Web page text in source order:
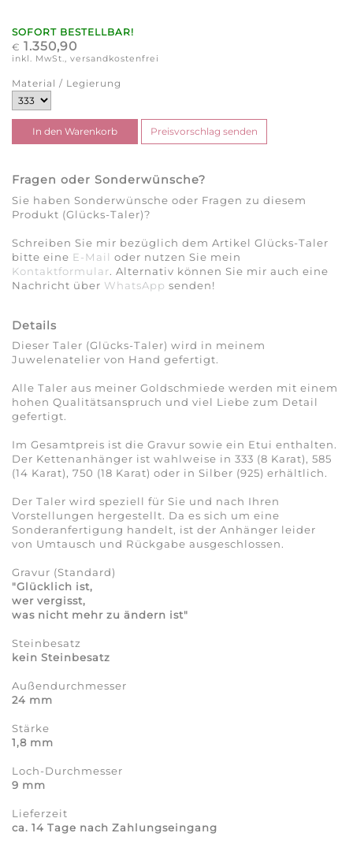
SOFORT BESTELLBAR!
€ 1.350,90
inkl. MwSt., versandkostenfrei
Material / Legierung
Fragen oder Sonderwünsche?
Sie haben Sonderwünsche oder Fragen zu diesem
Produkt (Glücks-Taler)?
Schreiben Sie mir bezüglich dem Artikel Glücks-Taler
bitte eine E-Mail oder nutzen Sie mein
Kontaktformular. Alternativ können Sie mir auch eine
Nachricht über WhatsApp senden!
Details
Dieser Taler (Glücks-Taler) wird in meinem
Juwelenatelier von Hand gefertigt.
Alle Taler aus meiner Goldschmiede werden mit einem
hohen Qualitätsanspruch und viel Liebe zum Detail
gefertigt.
Im Gesamtpreis ist die Gravur sowie ein Etui enthalten.
Der Kettenanhänger ist wahlweise in 333 (8 Karat), 585
(14 Karat), 750 (18 Karat) oder in Silber (925) erhältlich.
Der Taler wird speziell für Sie und nach Ihren
Vorstellungen hergestellt. Da es sich um eine
Sonderanfertigung handelt, ist der Anhänger leider
von Umtausch und Rückgabe ausgeschlossen.
Gravur (Standard)
"Glücklich ist,
wer vergisst,
was nicht mehr zu ändern ist"
Steinbesatz
kein Steinbesatz
Außendurchmesser
24 mm
Stärke
1,8 mm
Loch-Durchmesser
9 mm
Lieferzeit
ca. 14 Tage nach Zahlungseingang